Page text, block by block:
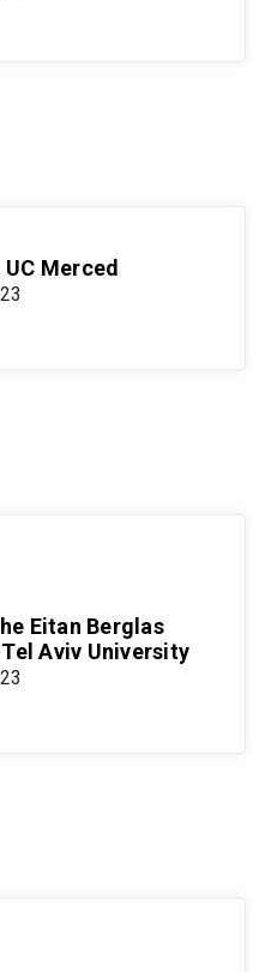
Merced
Eitan Berglas
Aviv University